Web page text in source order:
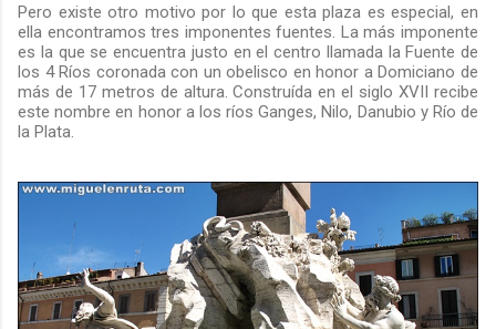
Pero existe otro motivo por lo que esta plaza es especial, en
ella encontramos tres imponentes fuentes. La más imponente
es la que se encuentra justo en el centro llamada la Fuente de
los 4 Ríos coronada con un obelisco en honor a Domiciano de
más de 17 metros de altura. Construída en el siglo XVII recibe
este nombre en honor a los ríos Ganges, Nilo, Danubio y Río de
la Plata.